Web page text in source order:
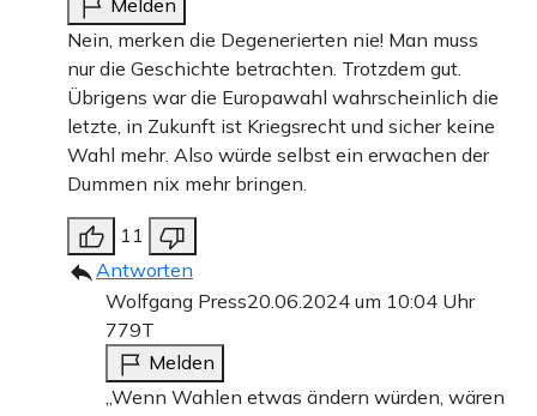
Melden
Nein, merken die Degenerierten nie! Man muss
nur die Geschichte betrachten. Trotzdem gut.
Übrigens war die Europawahl wahrscheinlich die
letzte, in Zukunft ist Kriegsrecht und sicher keine
Wahl mehr. Also würde selbst ein erwachen der
Dummen nix mehr bringen.
11
Antworten
Wolfgang Press20.06.2024 um 10:04 Uhr
779T
Melden
„Wenn Wahlen etwas ändern würden, wären